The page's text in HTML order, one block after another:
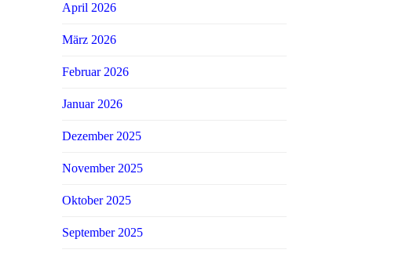
April 2026
März 2026
Februar 2026
Januar 2026
Dezember 2025
November 2025
Oktober 2025
September 2025